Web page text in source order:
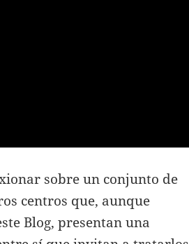
sobre un conjunto de
centros que, aunque
Blog, presentan una